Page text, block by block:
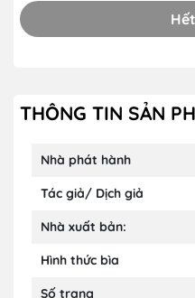
THÔNG TIN SẢN
Nhà phát hành
Tác giả/ Dịch giả
Nhà xuất bản:
Hình thức bìa
Số trang